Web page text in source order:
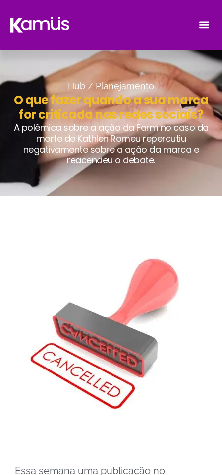
Hub / Planejamento
O que fazer quando a sua marca
for criticada nas redes sociais?
A polêmica sobre a ação da Farm no caso da
morte de Kathlen Romeu repercutiu
negativamente sobre a ação da marca e
reacendeu o debate.
Essa semana uma publicação no